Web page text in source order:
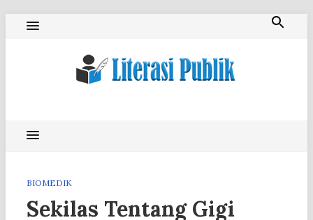
BIOMEDIK
Sekilas Tentang Gigi